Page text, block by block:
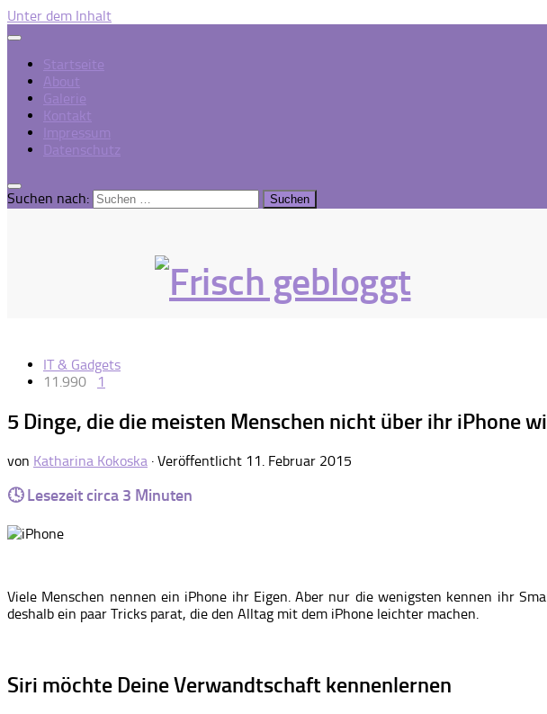
Unter dem Inhalt
Startseite
About
Galerie
Kontakt
Impressum
Datenschutz
Suchen nach:
IT & Gadgets
11.990
1
5 Dinge, die die meisten Menschen nicht über ihr iPhone
von Katharina Kokoska · Veröffentlicht 11. Februar 2015
🕓 Lesezeit circa 3 Minuten
Viele Menschen nennen ein iPhone ihr Eigen. Aber nur die wenigsten kennen ihr
deshalb ein paar Tricks parat, die den Alltag mit dem iPhone leichter machen.
Siri möchte Deine Verwandtschaft kennenlernen